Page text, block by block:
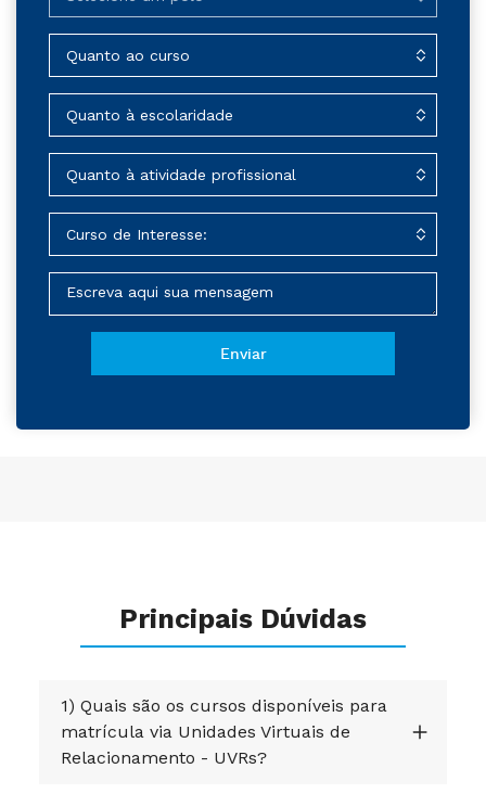
Principais Dúvidas
1) Quais são os cursos disponíveis para
matrícula via Unidades Virtuais de
Relacionamento - UVRs?